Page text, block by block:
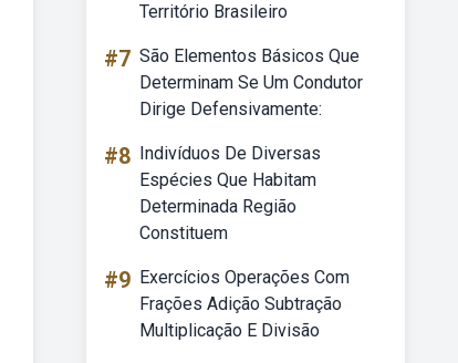
Território Brasileiro
#7 São Elementos Básicos Que
Determinam Se Um Condutor
Dirige Defensivamente:
#8 Indivíduos De Diversas
Espécies Que Habitam
Determinada Região
Constituem
#9 Exercícios Operações Com
Frações Adição Subtração
Multiplicação E Divisão